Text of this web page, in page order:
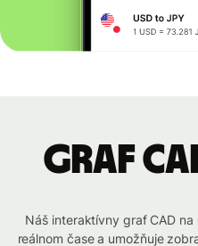
graf
Náš interaktívny graf CAD
reálnom čase a umožňuje